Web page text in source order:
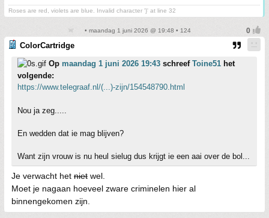
Roses are red, violets are blue. Invalid character '}' at line 32
• maandag 1 juni 2026 @ 19:48 • 124
ColorCartridge
Op maandag 1 juni 2026 19:43 schreef Toine51 het
volgende:
https://www.telegraaf.nl/(...)-zijn/154548790.html
Nou ja zeg.....
En wedden dat ie mag blijven?
Want zijn vrouw is nu heul sielug dus krijgt ie een aai over de bol...
Je verwacht het niet wel.
Moet je nagaan hoeveel zware criminelen hier al
binnengekomen zijn.